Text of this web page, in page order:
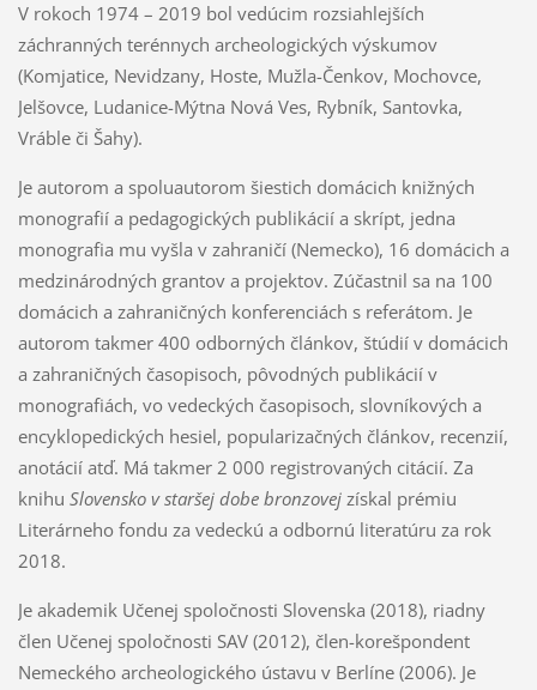
V rokoch 1974 – 2019 bol vedúcim rozsiahlejších
záchranných terénnych archeologických výskumov
(Komjatice, Nevidzany, Hoste, Mužla-Čenkov, Mochovce,
Jelšovce, Ludanice-Mýtna Nová Ves, Rybník, Santovka,
Vráble či Šahy).
Je autorom a spoluautorom šiestich domácich knižných
monografií a pedagogických publikácií a skrípt, jedna
monografia mu vyšla v zahraničí (Nemecko), 16 domácich a
medzinárodných grantov a projektov. Zúčastnil sa na 100
domácich a zahraničných konferenciách s referátom. Je
autorom takmer 400 odborných článkov, štúdií v domácich
a zahraničných časopisoch, pôvodných publikácií v
monografiách, vo vedeckých časopisoch, slovníkových a
encyklopedických hesiel, popularizačných článkov, recenzií,
anotácií atď. Má takmer 2 000 registrovaných citácií. Za
knihu Slovensko v staršej dobe bronzovej získal prémiu
Literárneho fondu za vedeckú a odbornú literatúru za rok
2018.
Je akademik Učenej spoločnosti Slovenska (2018), riadny
člen Učenej spoločnosti SAV (2012), člen-korešpondent
Nemeckého archeologického ústavu v Berlíne (2006). Je